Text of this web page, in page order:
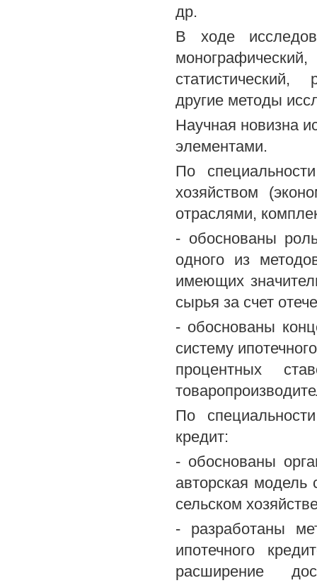
др.
В ходе
статистический,
другие методы
Научная новизна
элементами.
По
хозяйством
отраслями,
- обоснованы
одного из
имеющих
сырья за счет
- обоснованы
систему
процентных
По
кредит:
- обоснованы
авторская модель
сельском
- разработаны
ипотечного
расширение